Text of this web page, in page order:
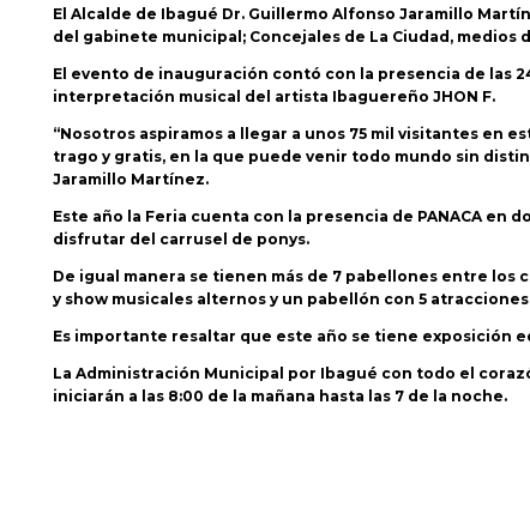
El Alcalde de Ibagué Dr. Guillermo Alfonso Jaramillo
del gabinete municipal; Concejales de La Ciudad,
El evento de inauguración contó con la presencia de las
interpretación musical del artista Ibaguereño JHON F.
“Nosotros aspiramos a llegar a unos 75 mil visitantes en
trago y gratis, en la que puede venir todo mundo sin
Jaramillo Martínez.
Este año la Feria cuenta con la presencia de PANACA
disfrutar del carrusel de ponys.
De igual manera se tienen más de 7 pabellones entre
y show musicales alternos y un pabellón con 5
Es importante resaltar que este año se tiene exposición
La Administración Municipal por Ibagué con todo el
iniciarán a las 8:00 de la mañana hasta las 7 de la noche.